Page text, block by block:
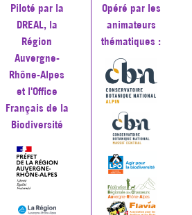
Piloté par la
DREAL, la
Région
Auvergne-
Rhône-Alpes
et l'Office
Français de la
Biodiversité
Opéré par les
animateurs
thématiques :